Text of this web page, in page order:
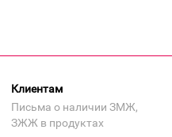
Клиентам
Письма о наличии ЗМЖ,
ЗЖЖ в продуктах